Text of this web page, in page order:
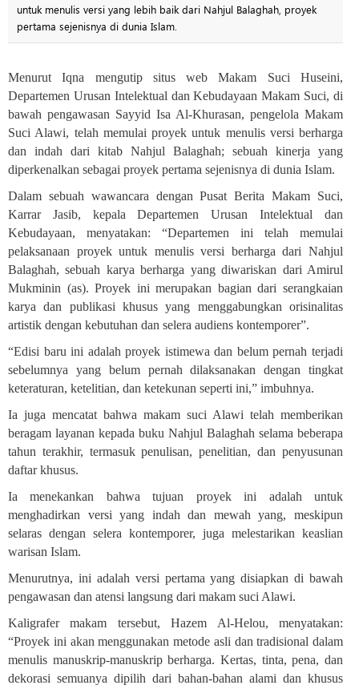
untuk menulis versi yang lebih baik dari Nahjul Balaghah, proyek
pertama sejenisnya di dunia Islam.
Menurut Iqna mengutip situs web Makam Suci Huseini,
Departemen Urusan Intelektual dan Kebudayaan Makam Suci, di
bawah pengawasan Sayyid Isa Al-Khurasan, pengelola Makam
Suci Alawi, telah memulai proyek untuk menulis versi berharga
dan indah dari kitab Nahjul Balaghah; sebuah kinerja yang
diperkenalkan sebagai proyek pertama sejenisnya di dunia Islam.
Dalam sebuah wawancara dengan Pusat Berita Makam Suci,
Karrar Jasib, kepala Departemen Urusan Intelektual dan
Kebudayaan, menyatakan: “Departemen ini telah memulai
pelaksanaan proyek untuk menulis versi berharga dari Nahjul
Balaghah, sebuah karya berharga yang diwariskan dari Amirul
Mukminin (as). Proyek ini merupakan bagian dari serangkaian
karya dan publikasi khusus yang menggabungkan orisinalitas
artistik dengan kebutuhan dan selera audiens kontemporer”.
“Edisi baru ini adalah proyek istimewa dan belum pernah terjadi
sebelumnya yang belum pernah dilaksanakan dengan tingkat
keteraturan, ketelitian, dan ketekunan seperti ini,” imbuhnya.
Ia juga mencatat bahwa makam suci Alawi telah memberikan
beragam layanan kepada buku Nahjul Balaghah selama beberapa
tahun terakhir, termasuk penulisan, penelitian, dan penyusunan
daftar khusus.
Ia menekankan bahwa tujuan proyek ini adalah untuk
menghadirkan versi yang indah dan mewah yang, meskipun
selaras dengan selera kontemporer, juga melestarikan keaslian
warisan Islam.
Menurutnya, ini adalah versi pertama yang disiapkan di bawah
pengawasan dan atensi langsung dari makam suci Alawi.
Kaligrafer makam tersebut, Hazem Al-Helou, menyatakan:
“Proyek ini akan menggunakan metode asli dan tradisional dalam
menulis manuskrip-manuskrip berharga. Kertas, tinta, pena, dan
dekorasi semuanya dipilih dari bahan-bahan alami dan khusus